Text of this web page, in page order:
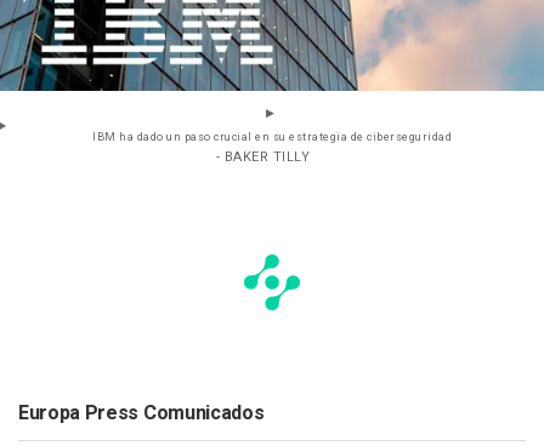
IBM ha dado un paso crucial en su estrategia de ciberseguridad
- BAKER TILLY
Europa Press Comunicados